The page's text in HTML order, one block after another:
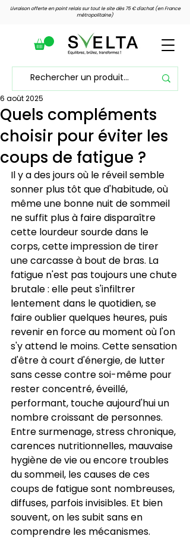
Voir les points
Livraison offerte en point relais sur tout le site dès 75 € d'achat (en France
métropolitaine)
Quels compléments
choisir pour éviter les
coups de fatigue ?
6 août 2025
Il y a des jours où le réveil semble
sonner plus tôt que d'habitude, où
même une bonne nuit de sommeil
ne suffit plus à faire disparaître
cette lourdeur sourde dans le
corps, cette impression de tirer
une carcasse à bout de bras. La
fatigue n'est pas toujours une chute
brutale : elle peut s'infiltrer
lentement dans le quotidien, se
faire oublier quelques heures, puis
revenir en force au moment où l'on
s'y attend le moins. Cette sensation
d'être à court d'énergie, de lutter
sans cesse contre soi-même pour
rester concentré, éveillé,
performant, touche aujourd'hui un
nombre croissant de personnes.
Entre surmenage, stress chronique,
carences nutritionnelles, mauvaise
hygiène de vie ou encore troubles
du sommeil, les causes de ces
coups de fatigue sont nombreuses,
diffuses, parfois invisibles. Et bien
souvent, on les subit sans en
comprendre les mécanismes.